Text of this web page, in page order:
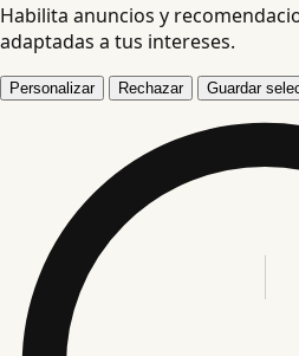
Habilita anuncios y
adaptadas a tus intereses.
Personalizar Rechazar Guardar